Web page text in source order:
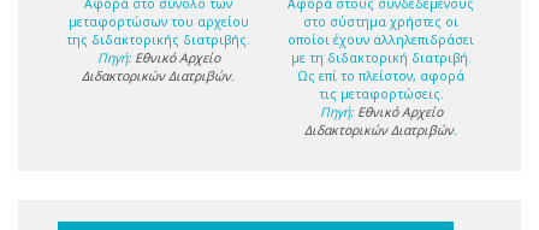
μεταφορτώσων του αρχείου
της διδακτορικής διατριβής.
Πηγή: Εθνικό Αρχείο
Διδακτορικών Διατριβών.
στο σύστημα χρήστες οι
οποίοι έχουν αλληλεπιδράσει
με τη διδακτορική διατριβή.
Ως επί το πλείστον, αφορά
τις μεταφορτώσεις.
Πηγή: Εθνικό Αρχείο
Διδακτορικών Διατριβών.